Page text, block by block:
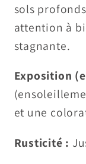
sols
attention à
stagnante.
Exposition
et une
Rusticité :